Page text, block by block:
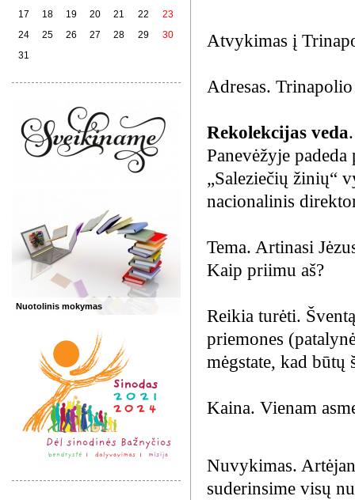
17
18 19 20 21 22
23
24
25 26 27 28 29
30
31
Nuotolinis mokymas
Atvykimas į
Adresas.
Rekolekcijas veda
Panevėžyje
„Saleziečių žinių“
nacionalinis
Tema. Artinasi
Kaip priimu aš?
Reikia turėti.
priemones
mėgstate, kad būtų
Kaina. Vienam
Nuvykimas.
suderinsime visų